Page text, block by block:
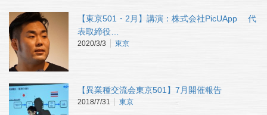
【東京501・2月】講演：株式会社PicUApp 代
表取締役…
2020/3/3 東京
【異業種交流会東京501】7月開催報告
2018/7/31 東京